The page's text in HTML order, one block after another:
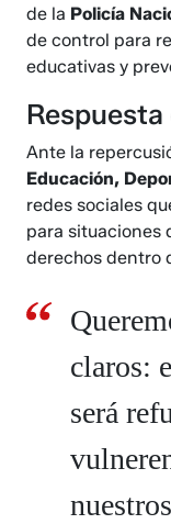
de la Policía
de control para
educativas y
Ante la
Educación,
redes sociales
para situaciones
derechos dentro
claros:
será